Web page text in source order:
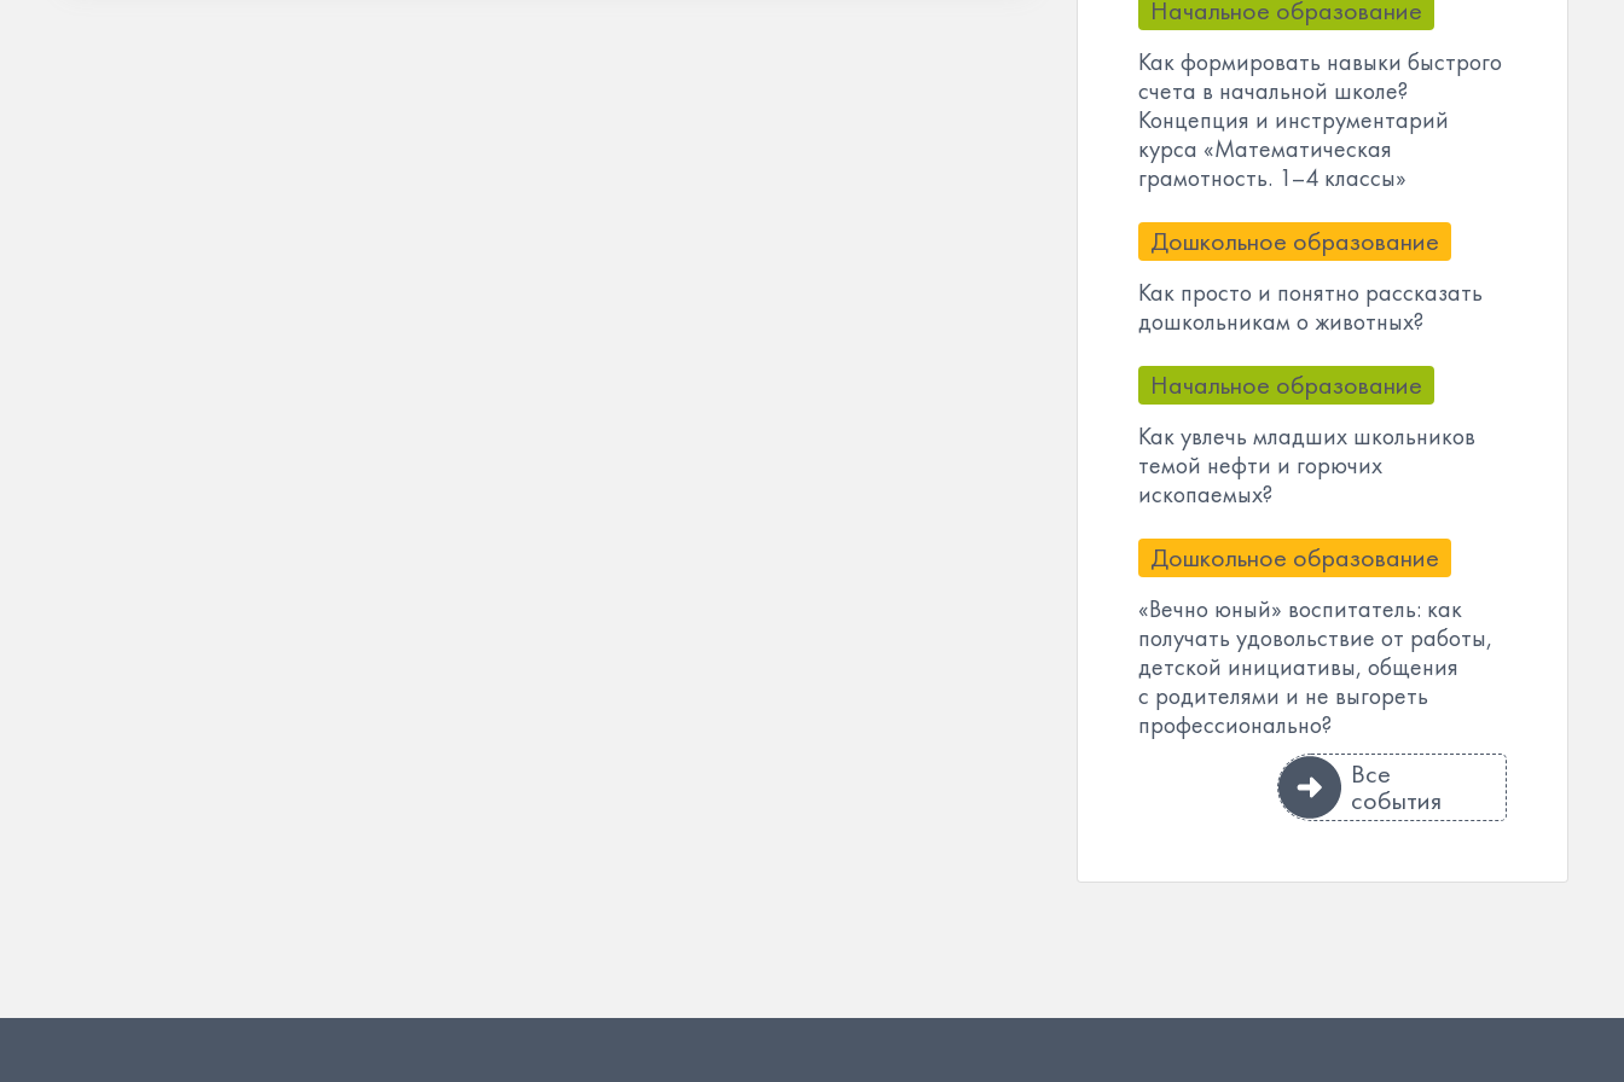
Начальное образование
Как формировать навыки быстрого
счета в начальной школе?
Концепция и инструментарий
курса «Математическая
грамотность. 1–4 классы»
Дошкольное образование
Как просто и понятно рассказать
дошкольникам о животных?
Начальное образование
Как увлечь младших школьников
темой нефти и горючих
ископаемых?
Дошкольное образование
«Вечно юный» воспитатель: как
получать удовольствие от работы,
детской инициативы, общения
с родителями и не выгореть
профессионально?
Все
события